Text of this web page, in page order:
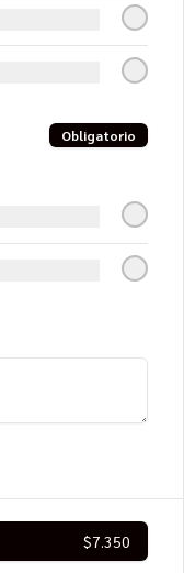
Obligatorio
$7.350